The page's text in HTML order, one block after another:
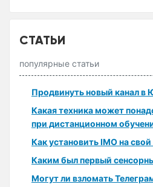
СТАТЬИ
популярные статьи
Продвинуть новый канал в
Какая техника может
при дистанционном
Как установить IMO на
Каким был первый
Могут ли взломать